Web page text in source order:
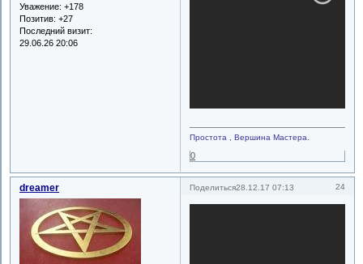
Уважение: +178
Позитив: +27
Последний визит:
29.06.26 20:06
Простота , Вершина Мастера.
0
Поделиться 24
28.12.17 07:13
dreamer